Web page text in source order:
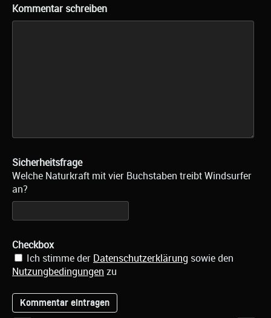
Kommentar schreiben
Sicherheitsfrage
Welche Naturkraft mit vier Buchstaben treibt Windsurfer
an?
Checkbox
Ich stimme der Datenschutzerklärung sowie den
Nutzungbedingungen zu